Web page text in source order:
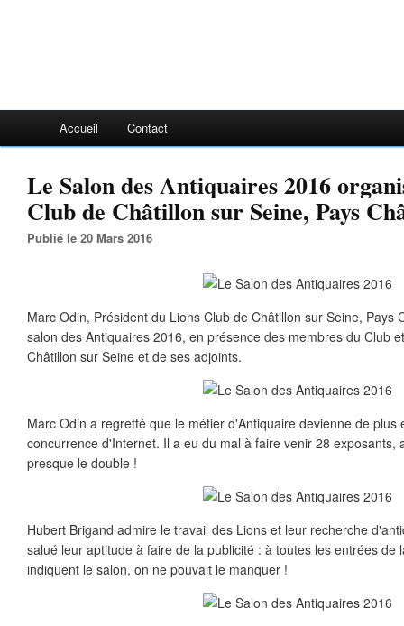
Accueil Contact
Le Salon des Antiquaires 2016
Club de Châtillon sur Seine, Pays
Publié le 20 Mars 2016
Marc Odin, Président du Lions Club de Châtillon sur Seine, Pays
salon des Antiquaires 2016, en présence des membres du Club
Châtillon sur Seine et de ses adjoints.
Marc Odin a regretté que le métier d'Antiquaire devienne de plus
concurrence d'Internet. Il a eu du mal à faire venir 28 exposants,
presque le double !
Hubert Brigand admire le travail des Lions et leur recherche
salué leur aptitude à faire de la publicité : à toutes les entrées de
indiquent le salon, on ne pouvait le manquer !